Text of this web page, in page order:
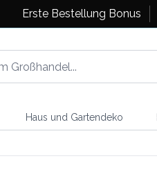
Erste Bestellung Bonus
Haus und Gartendeko